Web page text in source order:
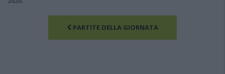
PARTITE DELLA GIORNATA